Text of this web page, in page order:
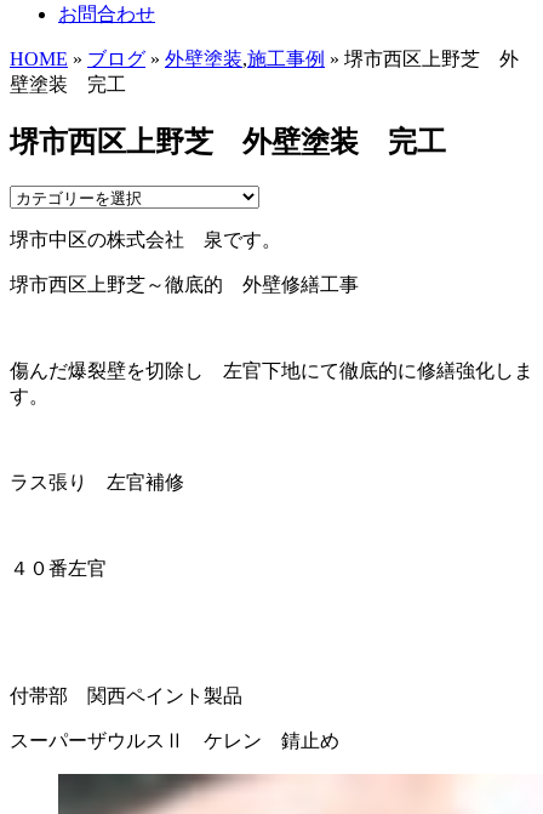
お問合わせ
HOME » ブログ » 外壁塗装,施工事例 » 堺市西区上野芝 外
壁塗装 完工
堺市西区上野芝 外壁塗装 完工
堺市中区の株式会社 泉です。
堺市西区上野芝～徹底的 外壁修繕工事
傷んだ爆裂壁を切除し 左官下地にて徹底的に修繕強化しま
す。
ラス張り 左官補修
４０番左官
付帯部 関西ペイント製品
スーパーザウルスⅡ ケレン 錆止め